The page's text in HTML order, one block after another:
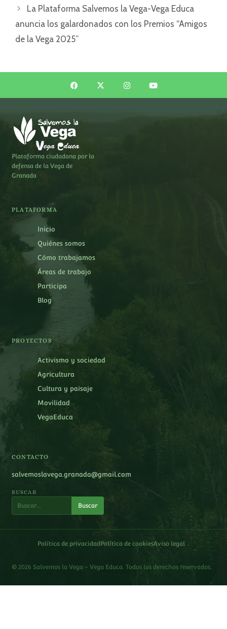
La Plataforma Salvemos la Vega-Vega Educa
anuncia los galardonados con los Premios “Amigos
de la Vega 2025”
Plataforma ciudadana por la
defensa de la Vega de
Granada
PLATAFORMA
Inicio
Quiénes somos
Cómo trabajamos
Áreas de trabajo
Participa
Blog
PROYECTOS
Activismo y sociedad
Agricultura
Cultura y paisaje
Movilidad
VegaEduca
CONTACTO
salvemoslavega.granada@gmail.com
BUSCAR
Buscar
Política de privacidadPolítica de cookiesAviso legal
© 2026 Salvemos la Vega - Vega Educa. Todos los derechos reservados.